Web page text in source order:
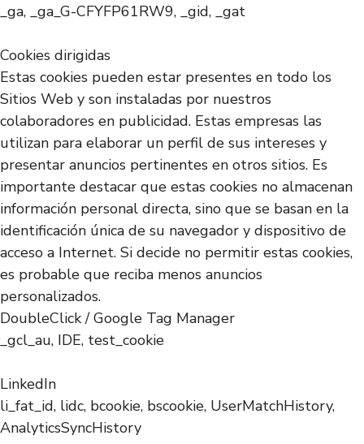
_ga, _ga_G-CFYFP61RW9, _gid, _gat
Cookies dirigidas
Estas cookies pueden estar presentes en todo los
Sitios Web y son instaladas por nuestros
colaboradores en publicidad. Estas empresas las
utilizan para elaborar un perfil de sus intereses y
presentar anuncios pertinentes en otros sitios. Es
importante destacar que estas cookies no almacenan
información personal directa, sino que se basan en la
identificación única de su navegador y dispositivo de
acceso a Internet. Si decide no permitir estas cookies,
es probable que reciba menos anuncios
personalizados.
DoubleClick / Google Tag Manager
_gcl_au, IDE, test_cookie
LinkedIn
li_fat_id, lidc, bcookie, bscookie, UserMatchHistory,
AnalyticsSyncHistory